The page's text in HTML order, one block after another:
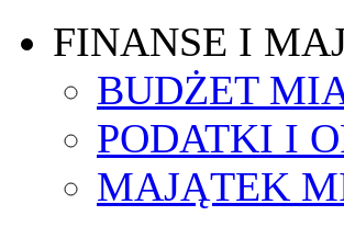
FINANSE I
BUDŻET
PODATKI I
MAJĄTEK